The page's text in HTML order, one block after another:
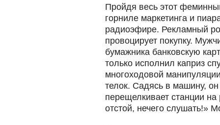
Пройдя весь этот
горниле маркетинга и
радиоэфире. Рекламный
провоцирует покупку.
бумажника банковскую
только исполнил каприз
многоходовой
телок. Садясь в машину,
перещелкивает станции
отстой, нечего слушать!»